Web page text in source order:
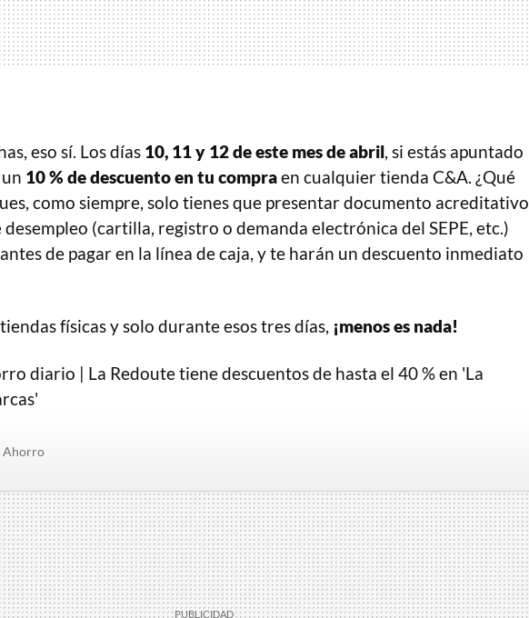
eso sí. Los días 10, 11 y 12 de este mes de abril, si estás apuntado
10 % de descuento en tu compraen cualquier tienda C&A. ¿Qué
como siempre, solo tienes que presentar documento acreditativo
(cartilla, registro o demanda electrónica del SEPE, etc.)
de pagar en la línea de caja, y te harán un descuento inmediato
físicas y solo durante esos tres días, ¡menos es nada!
diario | La Redoute tiene descuentos de hasta el 40 % en 'La
Ahorro